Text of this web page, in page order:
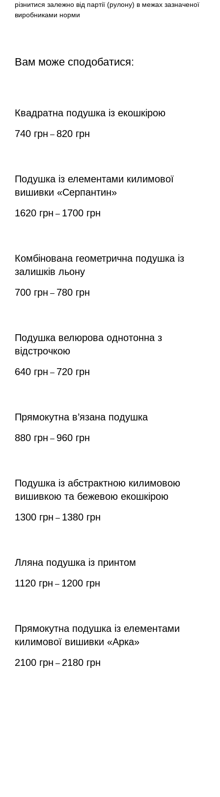
різнитися залежно від партії (рулону) в межах зазначеної
виробниками норми
Вам може сподобатися:
Квадратна подушка із екошкірою
740 грн – 820 грн
Подушка із елементами килимової
вишивки «Серпантин»
1620 грн – 1700 грн
Комбінована геометрична подушка із
залишків льону
700 грн – 780 грн
Подушка велюрова однотонна з
відстрочкою
640 грн – 720 грн
Прямокутна в’язана подушка
880 грн – 960 грн
Подушка із абстрактною килимовою
вишивкою та бежевою екошкірою
1300 грн – 1380 грн
Лляна подушка із принтом
1120 грн – 1200 грн
Прямокутна подушка із елементами
килимової вишивки «Арка»
2100 грн – 2180 грн